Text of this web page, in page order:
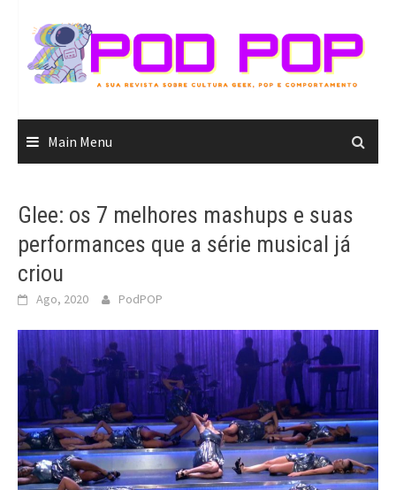
content
Main Menu
Glee: os 7 melhores mashups e suas
performances que a série musical já
criou
Ago, 2020 PodPOP